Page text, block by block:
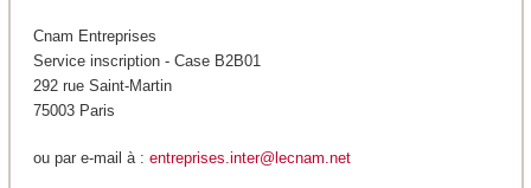
Cnam Entreprises
Service inscription - Case B2B01
292 rue Saint-Martin
75003 Paris
ou par e-mail à : entreprises.inter@lecnam.net